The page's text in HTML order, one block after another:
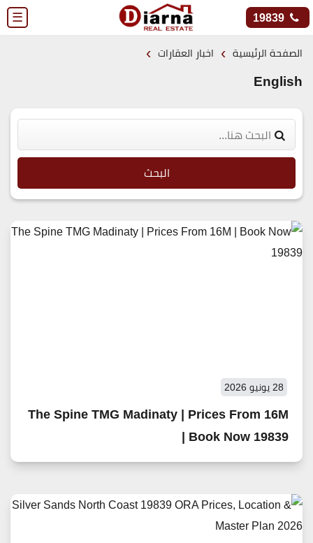
☰ 19839
الصفحة الرئيسية › اخبار العقارات ›
English
البحث
28 يونيو 2026
The Spine TMG Madinaty | Prices From 16M
| Book Now 19839